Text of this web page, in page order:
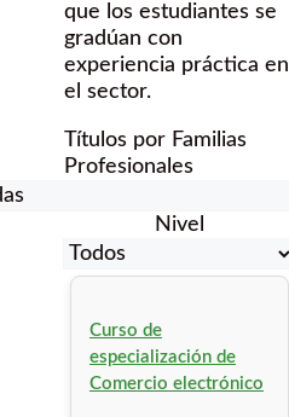
que los estudiantes se
gradúan con
experiencia práctica en
el sector.
Títulos por Familias
Profesionales
Nivel
Curso de
especialización de
Comercio electrónico